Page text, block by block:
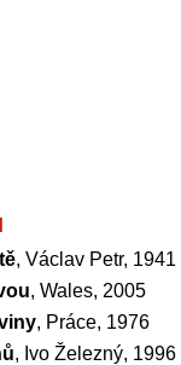
, Václav Petr, 1941
, Wales, 2005
, Práce, 1976
, Ivo Železný, 1996